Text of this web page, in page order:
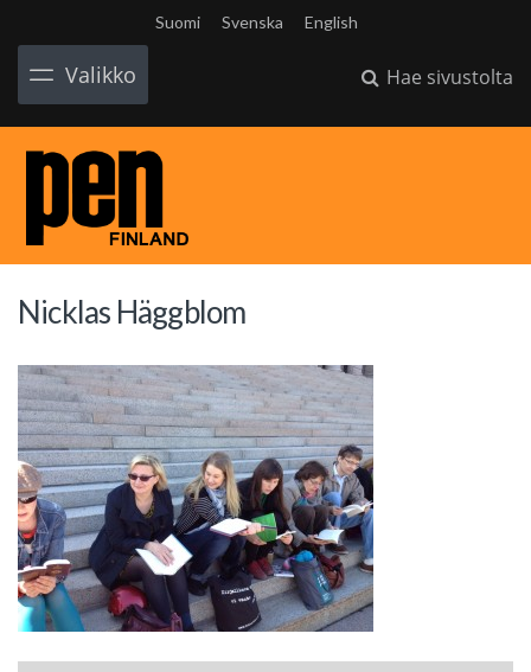
Suomi Svenska English
Valikko Hae sivustolta
Nicklas Häggblom